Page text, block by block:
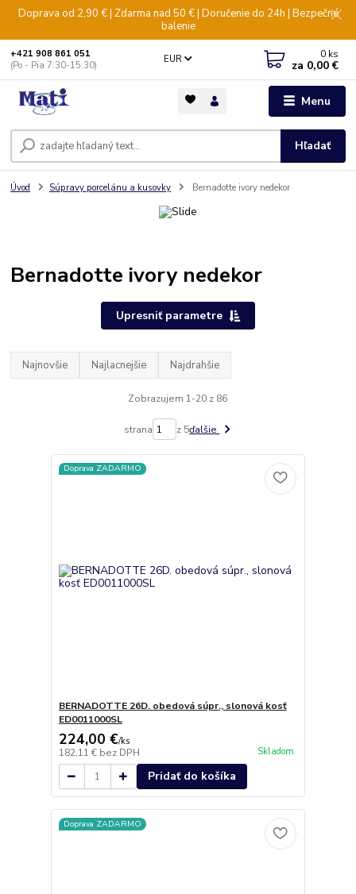
Doprava od 2,90 € | Zdarma nad 50 € | Doručenie do 24h | Bezpečné
balenie
Menu
EUR
Hľadať
+421 908 861 051
(Po - Pia 7:30-15:30)
0 ks
za 0,00 €
Úvod Súpravy porcelánu a kusovky Bernadotte ivory nedekor
Bernadotte ivory nedekor
Upresniť parametre
Najnovšie Najlacnejšie Najdrahšie
Zobrazujem 1-20 z 86
strana z 5ďalšie
Doprava ZADARMO
BERNADOTTE 26D. obedová súpr., slonová kosť
ED0011000SL
224,00 €/ks
182,11 € bez DPH Skladom
Pridať do košíka
Doprava ZADARMO